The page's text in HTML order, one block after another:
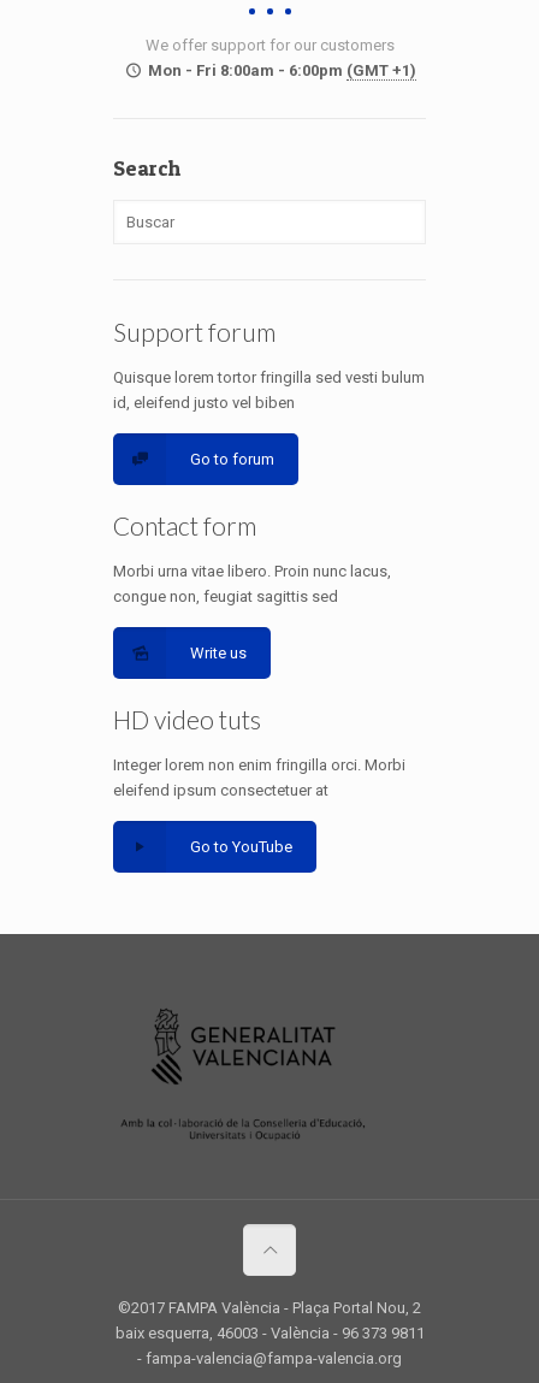
We offer support for our customers
Mon - Fri 8:00am - 6:00pm (GMT +1)
Search
Support forum
Quisque lorem tortor fringilla sed vesti bulum
id, eleifend justo vel biben
Go to forum
Contact form
Morbi urna vitae libero. Proin nunc lacus,
congue non, feugiat sagittis sed
Write us
HD video tuts
Integer lorem non enim fringilla orci. Morbi
eleifend ipsum consectetuer at
Go to YouTube
©2017 FAMPA València - Plaça Portal Nou, 2
baix esquerra, 46003 - València - 96 373 9811
- fampa-valencia@fampa-valencia.org